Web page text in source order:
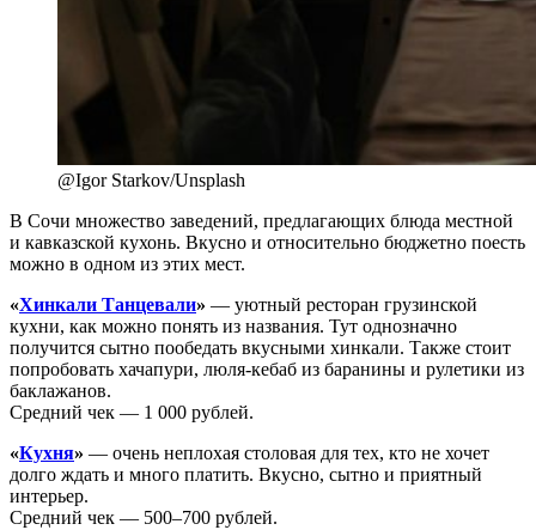
@Igor Starkov/Unsplash
В Сочи множество заведений, предлагающих блюда местной
и кавказской кухонь. Вкусно и относительно бюджетно поесть
можно в одном из этих мест.
«Хинкали Танцевали» — уютный ресторан грузинской
кухни, как можно понять из названия. Тут однозначно
получится сытно пообедать вкусными хинкали. Также стоит
попробовать хачапури, люля-кебаб из баранины и рулетики из
баклажанов.
Средний чек — 1 000 рублей.
«Кухня» — очень неплохая столовая для тех, кто не хочет
долго ждать и много платить. Вкусно, сытно и приятный
интерьер.
Средний чек — 500–700 рублей.